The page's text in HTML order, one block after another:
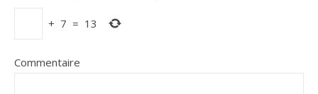
+ 7 = 13
Commentaire